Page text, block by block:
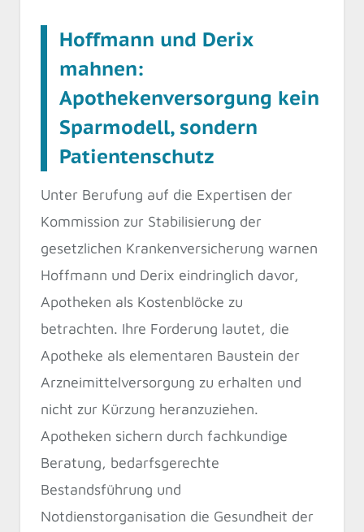
Hoffmann und Derix
mahnen:
Apothekenversorgung kein
Sparmodell, sondern
Patientenschutz
Unter Berufung auf die Expertisen der
Kommission zur Stabilisierung der
gesetzlichen Krankenversicherung warnen
Hoffmann und Derix eindringlich davor,
Apotheken als Kostenblöcke zu
betrachten. Ihre Forderung lautet, die
Apotheke als elementaren Baustein der
Arzneimittelversorgung zu erhalten und
nicht zur Kürzung heranzuziehen.
Apotheken sichern durch fachkundige
Beratung, bedarfsgerechte
Bestandsführung und
Notdienstorganisation die Gesundheit der